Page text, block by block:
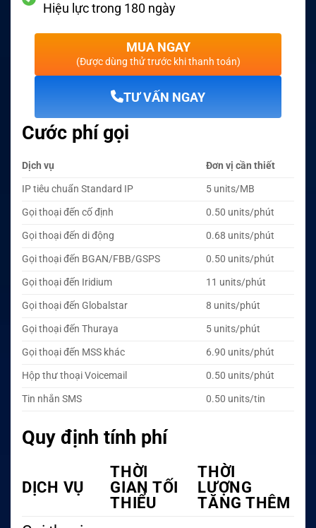
Hiệu lực trong 180 ngày
MUA NGAY
(Được dùng thử trước khi thanh toán)
TƯ VẤN NGAY
Cước phí gọi
Dịch vụ
Đơn vị cần thiết
IP tiêu chuẩn Standard IP
5 units/MB
Gọi thoại đến cố định
0.50 units/phút
Gọi thoại đến di động
0.68 units/phút
Gọi thoại đến BGAN/FBB/GSPS
0.50 units/phút
Gọi thoại đến Iridium
11 units/phút
Gọi thoại đến Globalstar
8 units/phút
Gọi thoại đến Thuraya
5 units/phút
Gọi thoại đến MSS khác
6.90 units/phút
Hộp thư thoại Voicemail
0.50 units/phút
Tin nhắn SMS
0.50 units/tin
Quy định tính phí
DỊCH VỤ
THỜI
GIAN TỐI
THIỂU
THỜI
LƯỢNG
TĂNG THÊM